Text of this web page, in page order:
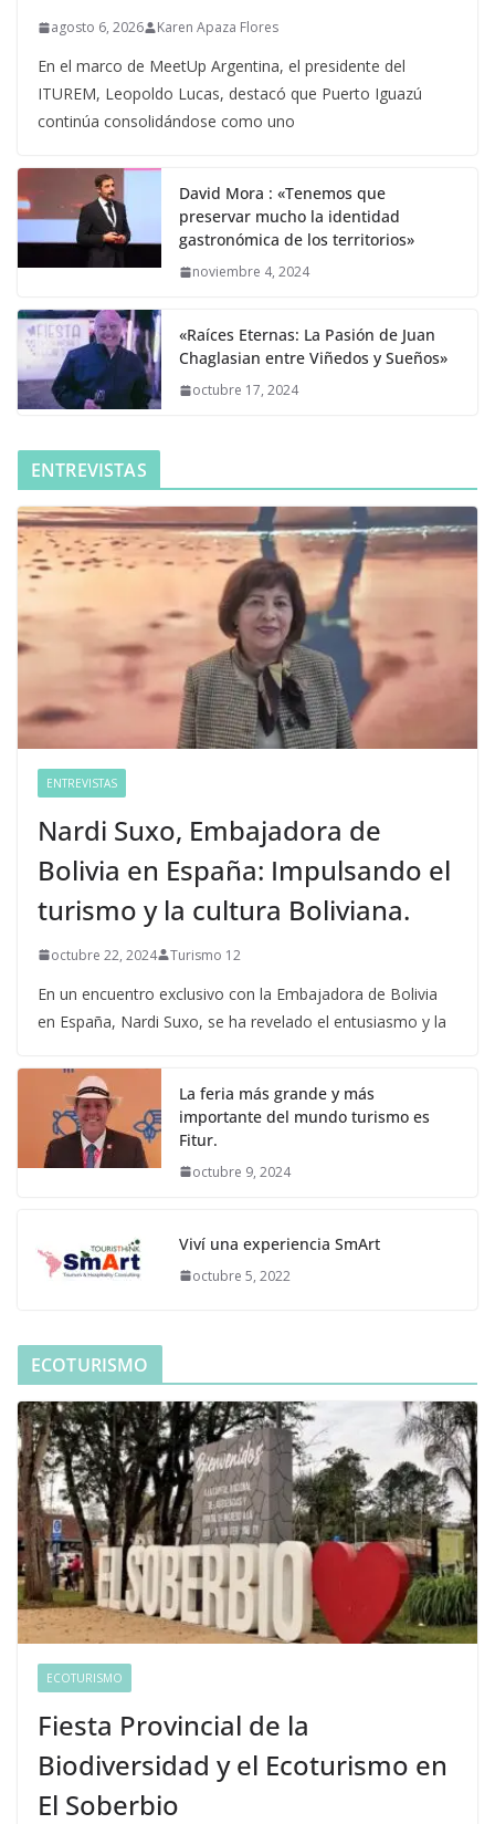
agosto 6, 2026 Karen Apaza Flores
En el marco de MeetUp Argentina, el presidente del
ITUREM, Leopoldo Lucas, destacó que Puerto Iguazú
continúa consolidándose como uno
David Mora : «Tenemos que
preservar mucho la identidad
gastronómica de los territorios»
noviembre 4, 2024
«Raíces Eternas: La Pasión de Juan
Chaglasian entre Viñedos y Sueños»
octubre 17, 2024
ENTREVISTAS
ENTREVISTAS
Nardi Suxo, Embajadora de
Bolivia en España: Impulsando el
turismo y la cultura Boliviana.
octubre 22, 2024 Turismo 12
En un encuentro exclusivo con la Embajadora de Bolivia
en España, Nardi Suxo, se ha revelado el entusiasmo y la
La feria más grande y más
importante del mundo turismo es
Fitur.
octubre 9, 2024
Viví una experiencia SmArt
octubre 5, 2022
ECOTURISMO
ECOTURISMO
Fiesta Provincial de la
Biodiversidad y el Ecoturismo en
El Soberbio